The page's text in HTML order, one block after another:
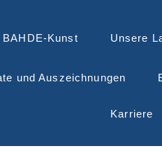
BAHDE-Kunst Unsere
und Auszeichnungen
Karriere